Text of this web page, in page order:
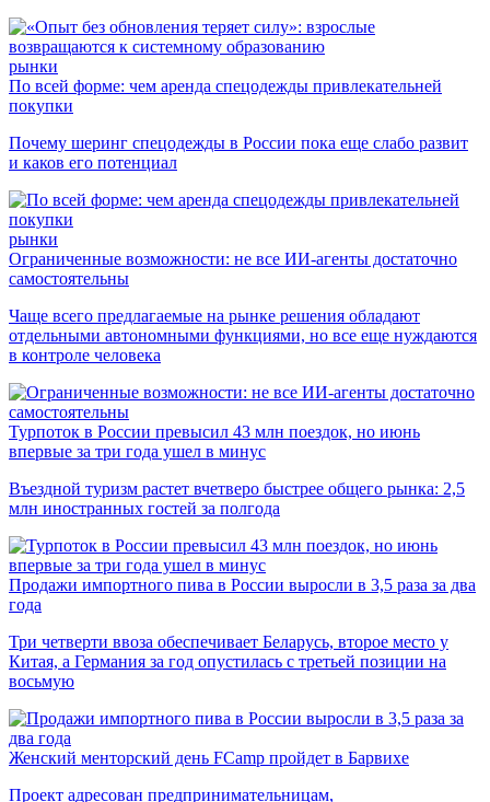
рынки
По всей форме: чем аренда спецодежды привлекательней
покупки
Почему шеринг спецодежды в России пока еще слабо развит
и каков его потенциал
рынки
Ограниченные возможности: не все ИИ-агенты достаточно
самостоятельны
Чаще всего предлагаемые на рынке решения обладают
отдельными автономными функциями, но все еще нуждаются
в контроле человека
Турпоток в России превысил 43 млн поездок, но июнь
впервые за три года ушел в минус
Въездной туризм растет вчетверо быстрее общего рынка: 2,5
млн иностранных гостей за полгода
Продажи импортного пива в России выросли в 3,5 раза за два
года
Три четверти ввоза обеспечивает Беларусь, второе место у
Китая, а Германия за год опустилась с третьей позиции на
восьмую
Женский менторский день FCamp пройдет в Барвихе
Проект адресован предпринимательницам,